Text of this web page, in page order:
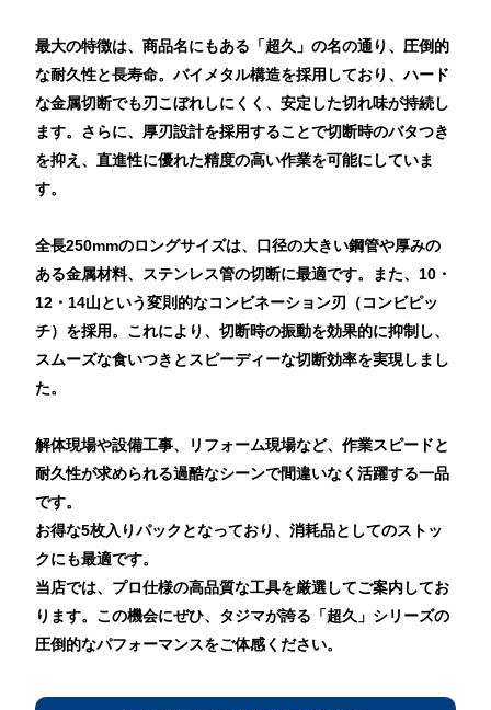
最大の特徴は、商品名にもある「超久」の名の通り、圧倒的
な耐久性と長寿命。バイメタル構造を採用しており、ハード
な金属切断でも刃こぼれしにくく、安定した切れ味が持続し
ます。さらに、厚刃設計を採用することで切断時のバタつき
を抑え、直進性に優れた精度の高い作業を可能にしていま
す。
全長250mmのロングサイズは、口径の大きい鋼管や厚みの
ある金属材料、ステンレス管の切断に最適です。また、10・
12・14山という変則的なコンビネーション刃（コンビピッ
チ）を採用。これにより、切断時の振動を効果的に抑制し、
スムーズな食いつきとスピーディーな切断効率を実現しまし
た。
解体現場や設備工事、リフォーム現場など、作業スピードと
耐久性が求められる過酷なシーンで間違いなく活躍する一品
です。
お得な5枚入りパックとなっており、消耗品としてのストッ
クにも最適です。
当店では、プロ仕様の高品質な工具を厳選してご案内してお
ります。この機会にぜひ、タジマが誇る「超久」シリーズの
圧倒的なパフォーマンスをご体感ください。